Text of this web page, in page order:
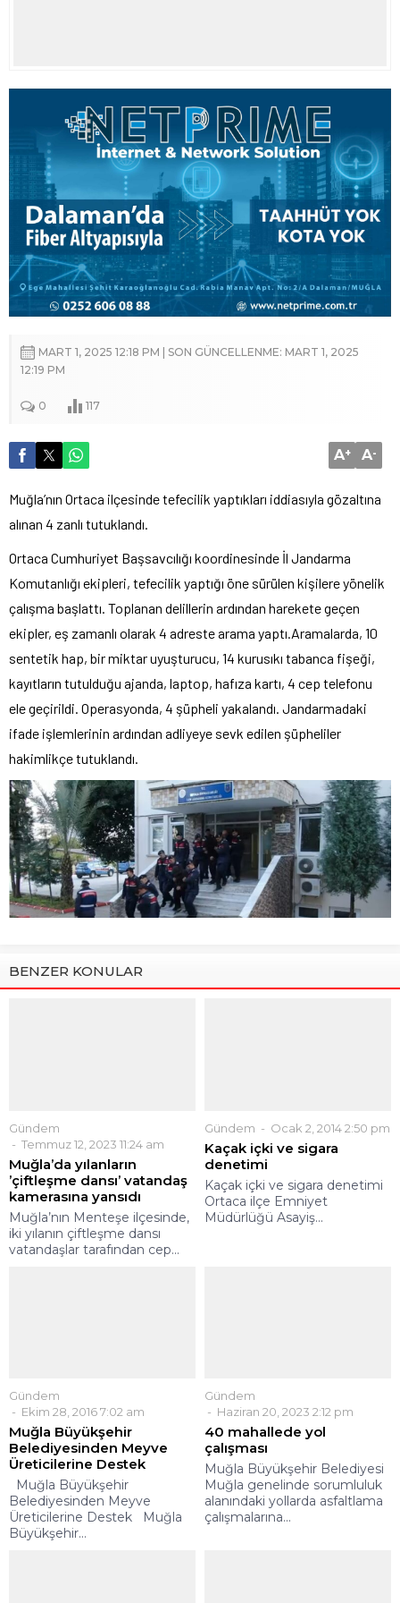
MART 1, 2025 12:18 PM | SON GÜNCELLENME: MART 1, 2025
12:19 PM
0 117
A+ A-
Muğla’nın Ortaca ilçesinde tefecilik yaptıkları iddiasıyla gözaltına
alınan 4 zanlı tutuklandı.
Ortaca Cumhuriyet Başsavcılığı koordinesinde İl Jandarma
Komutanlığı ekipleri, tefecilik yaptığı öne sürülen kişilere yönelik
çalışma başlattı. Toplanan delillerin ardından harekete geçen
ekipler, eş zamanlı olarak 4 adreste arama yaptı.Aramalarda, 10
sentetik hap, bir miktar uyuşturucu, 14 kurusıkı tabanca fişeği,
kayıtların tutulduğu ajanda, laptop, hafıza kartı, 4 cep telefonu
ele geçirildi. Operasyonda, 4 şüpheli yakalandı. Jandarmadaki
ifade işlemlerinin ardından adliyeye sevk edilen şüpheliler
hakimlikçe tutuklandı.
BENZER KONULAR
Gündem
Temmuz 12, 2023 11:24 am
Muğla’da yılanların
’çiftleşme dansı’ vatandaş
kamerasına yansıdı
Muğla’nın Menteşe ilçesinde,
iki yılanın çiftleşme dansı
vatandaşlar tarafından cep...
Gündem Ocak 2, 2014 2:50 pm
Kaçak içki ve sigara
denetimi
Kaçak içki ve sigara denetimi
Ortaca ilçe Emniyet
Müdürlüğü Asayiş...
Gündem
Ekim 28, 2016 7:02 am
Muğla Büyükşehir
Belediyesinden Meyve
Üreticilerine Destek
Muğla Büyükşehir
Belediyesinden Meyve
Üreticilerine Destek Muğla
Büyükşehir...
Gündem
Haziran 20, 2023 2:12 pm
40 mahallede yol
çalışması
Muğla Büyükşehir Belediyesi
Muğla genelinde sorumluluk
alanındaki yollarda asfaltlama
çalışmalarına...